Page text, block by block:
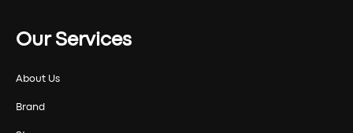
Our Services
About Us
Brand